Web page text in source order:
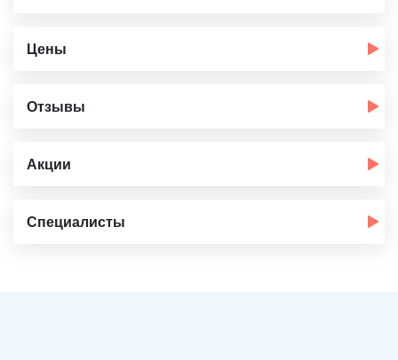
Цены
Отзывы
Акции
Специалисты